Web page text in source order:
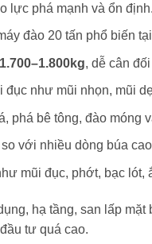
lực phá mạnh và ổn định.
đào 20 tấn phổ biến
1.700–1.800kg, dễ cân
như mũi nhọn, mũi
phá bê tông, đào móng
với nhiều dòng búa
mũi đục, phớt, bạc lót,
hạ tầng, san lấp mặt
tư quá cao.